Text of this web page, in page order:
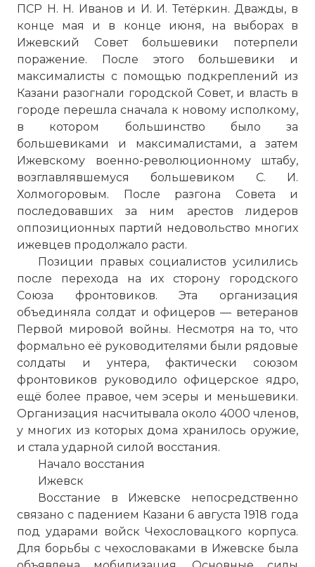
ПСР Н. Н. Иванов и И. И. Тетёркин. Дважды, в
конце мая и в конце июня, на выборах в
Ижевский Совет большевики потерпели
поражение. После этого большевики и
максималисты с помощью подкреплений из
Казани разогнали городской Совет, и власть в
городе перешла сначала к новому исполкому,
в котором большинство было за
большевиками и максималистами, а затем
Ижевскому военно-революционному штабу,
возглавлявшемуся большевиком С. И.
Холмогоровым. После разгона Совета и
последовавших за ним арестов лидеров
оппозиционных партий недовольство многих
ижевцев продолжало расти.
Позиции правых социалистов усилились
после перехода на их сторону городского
Союза фронтовиков. Эта организация
объединяла солдат и офицеров — ветеранов
Первой мировой войны. Несмотря на то, что
формально её руководителями были рядовые
солдаты и унтера, фактически союзом
фронтовиков руководило офицерское ядро,
ещё более правое, чем эсеры и меньшевики.
Организация насчитывала около 4000 членов,
у многих из которых дома хранилось оружие,
и стала ударной силой восстания.
Начало восстания
Ижевск
Восстание в Ижевске непосредственно
связано с падением Казани 6 августа 1918 года
под ударами войск Чехословацкого корпуса.
Для борьбы с чехословаками в Ижевске была